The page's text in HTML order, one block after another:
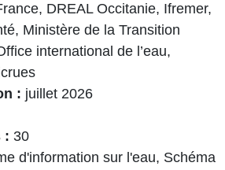
DREAL Occitanie, Ifremer,
Ministère de la Transition
international de l’eau,
juillet 2026
30
d'information sur l'eau, Schéma